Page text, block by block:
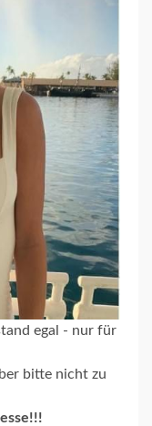
egal - nur für
bitte nicht zu